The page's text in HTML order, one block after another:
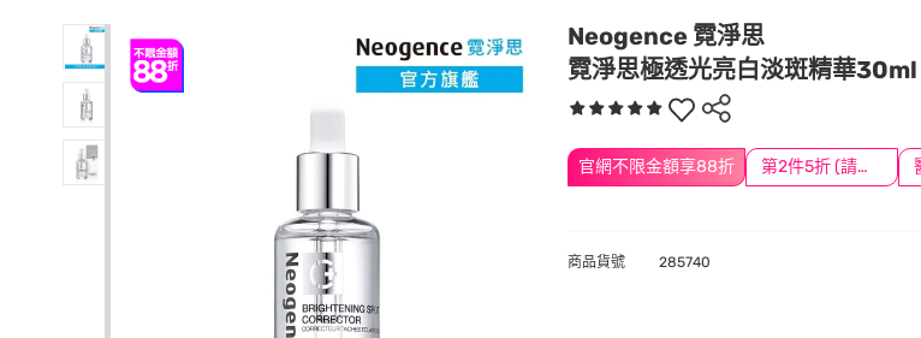
Neogence 霓淨思
霓淨思極透光亮白淡斑精華30ml
官網不限金額享88折 第2件5折 (請任選2件商品)
商品貨號 285740